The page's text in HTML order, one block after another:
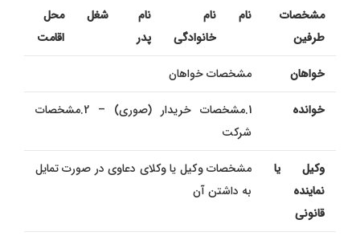
مشخصات
طرفین
نام
نام
خانوادگی
نام
پدر
شغل
محل
اقامت
خواهان مشخصات خواهان
خوانده
1.مشخصات خریدار (صوری) – 2.مشخصات
شرکت
وکیل یا
نماینده
قانونی
مشخصات وكیل یا وکلای دعاوی در صورت تمایل
به داشتن آن